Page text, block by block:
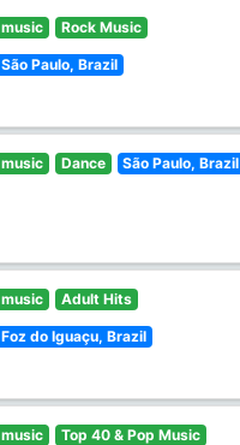
music Rock Music
São Paulo, Brazil
music Dance São Paulo, Brazil
music Adult Hits
Foz do Iguaçu, Brazil
music Top 40 & Pop Music